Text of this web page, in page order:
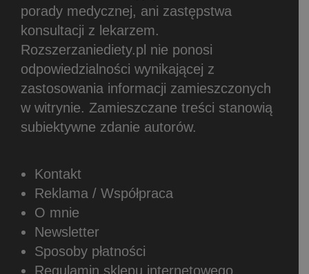
porady medycznej, ani zastępstwa
konsultacji z lekarzem.
Rozszerzaniediety.pl nie ponosi
odpowiedzialności wynikającej z
zastosowania informacji zamieszczonych
w witrynie. Zamieszczane treści stanowią
subiektywne zdanie autorów.
Kontakt
Reklama / Współpraca
O mnie
Newsletter
Sposoby płatności
Regulamin sklepu internetowego